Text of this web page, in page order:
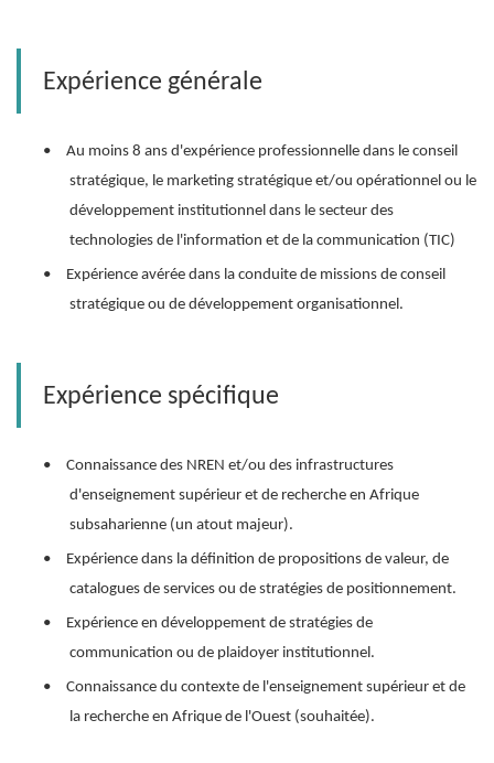
Expérience générale
•
Au moins 8 ans d'expérience professionnelle dans le conseil
stratégique, le marketing stratégique et/ou opérationnel ou le
développement institutionnel dans le secteur des
technologies de l'information et de la communication (TIC)
•
Expérience avérée dans la conduite de missions de conseil
stratégique ou de développement organisationnel.
Expérience spécifique
•
Connaissance des NREN et/ou des infrastructures
d'enseignement supérieur et de recherche en Afrique
subsaharienne (un atout majeur).
•
Expérience dans la définition de propositions de valeur, de
catalogues de services ou de stratégies de positionnement.
•
Expérience en développement de stratégies de
communication ou de plaidoyer institutionnel.
•
Connaissance du contexte de l'enseignement supérieur et de
la recherche en Afrique de l'Ouest (souhaitée).